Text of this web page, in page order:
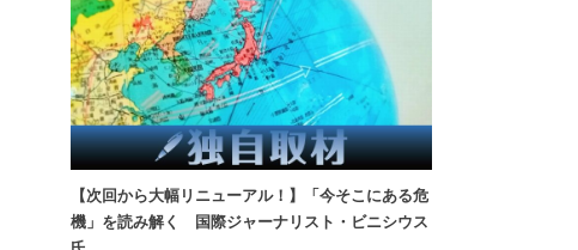
【次回から大幅リニューアル！】「今そこにある危
機」を読み解く 国際ジャーナリスト・ビニシウス